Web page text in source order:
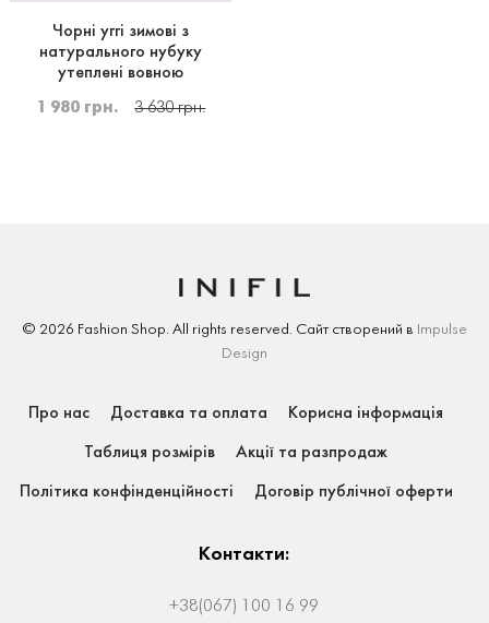
Чорні уггі зимові з
натурального нубуку
утеплені вовною
1 980 грн. 3 630 грн.
© 2026 Fashion Shop. All rights reserved. Сайт створений в
Impulse
Design
Про нас Доставка та оплата Корисна інформація
Таблиця розмірів Акції та разпродаж
Політика конфінденційності Договір публічної оферти
Контакти:
+38(067) 100 16 99